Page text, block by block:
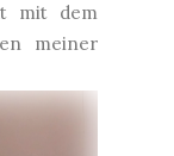
mit dem
meiner